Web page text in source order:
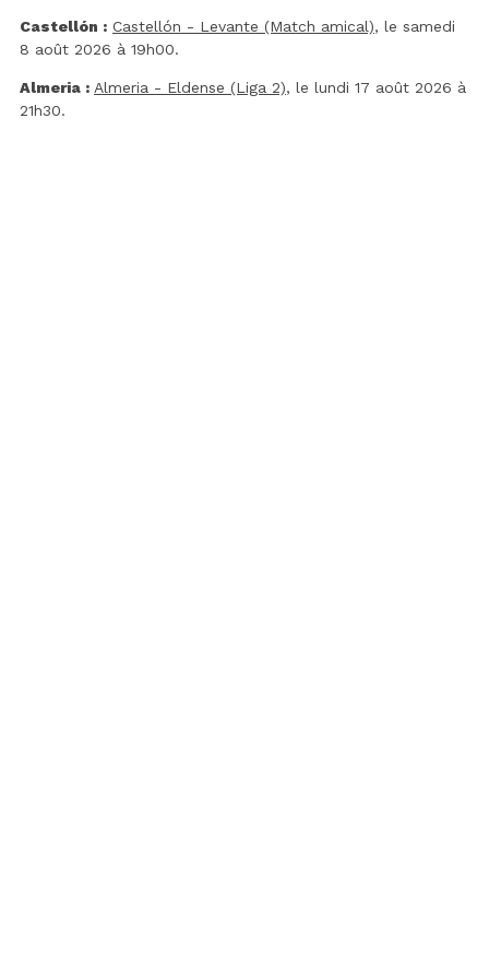
Castellón : Castellón - Levante (Match amical), le samedi
8 août 2026 à 19h00.
Almeria : Almeria - Eldense (Liga 2), le lundi 17 août 2026 à
21h30.